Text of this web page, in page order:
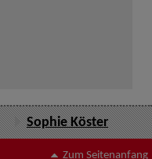
Sophie Köster
Zum Seitenanfang